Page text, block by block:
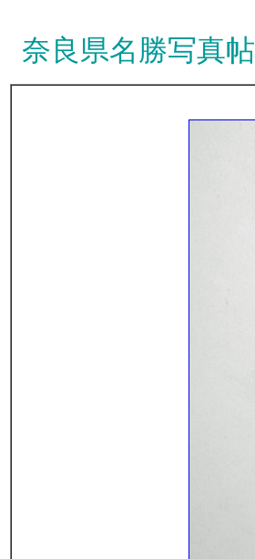
奈良県名勝写真帖